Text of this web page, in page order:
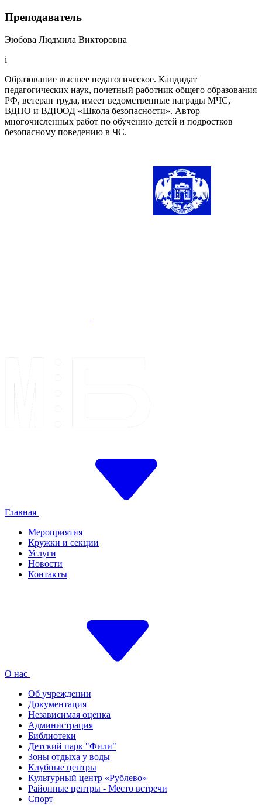
Преподаватель
Эюбова Людмила Викторовна
i
Образование высшее педагогическое. Кандидат
педагогических наук, почетный работник общего образования
РФ, ветеран труда, имеет ведомственные награды МЧС,
ВДПО и ВДЮОД «Школа безопасности». Автор
многочисленных работ по обучению детей и подростков
безопасному поведению в ЧС.
Главная
Мероприятия
Кружки и секции
Услуги
Новости
Контакты
О нас
Об учреждении
Документация
Независимая оценка
Администрация
Библиотеки
Детский парк "Фили"
Зоны отдыха у воды
Клубные центры
Культурный центр «Рублево»
Районные центры - Место встречи
Спорт